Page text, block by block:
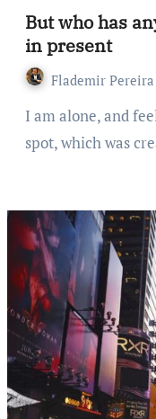
But who has
in present
Flademir Pereira
I am alone, and feel the charm of existence in this
spot, which was